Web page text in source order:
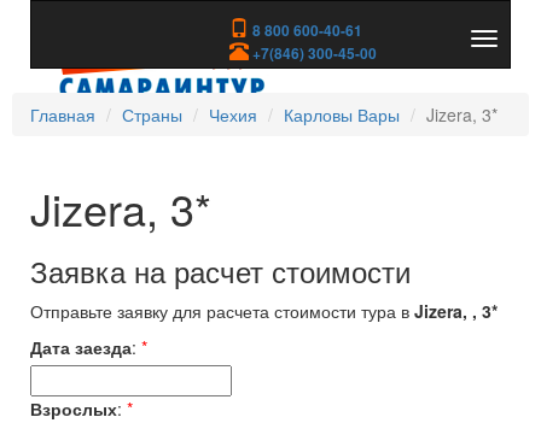
8 800 600-40-61
+7(846) 300-45-00
скрыть
Главная
Страны Чехия Карловы Вары Jizera, 3*
Jizera, 3*
Заявка на расчет стоимости
Отправьте заявку для расчета стоимости тура в Jizera, , 3*
Дата заезда: *
Взрослых: *